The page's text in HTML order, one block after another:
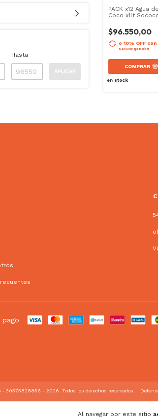
Al navegar por este sitio
Hasta
APLICAR
PACK x12 Agua de
Coco x1lt
$96.550,00
o 10% OFF con
suscripción
COMPRAR
en stock
pago
- 30575828856 - 2026. Todos los derechos reservados.